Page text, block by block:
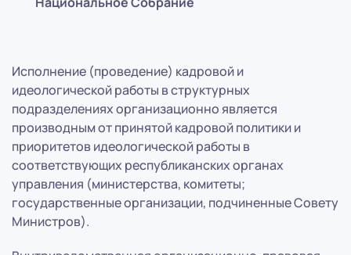
Исполнение (проведение) кадровой и
идеологической работы в структурных
подразделениях организационно является
производным от принятой кадровой политики и
приоритетов идеологической работы в
соответствующих республиканских органах
управления (министерства, комитеты;
государственные организации, подчиненные Совету
Министров).